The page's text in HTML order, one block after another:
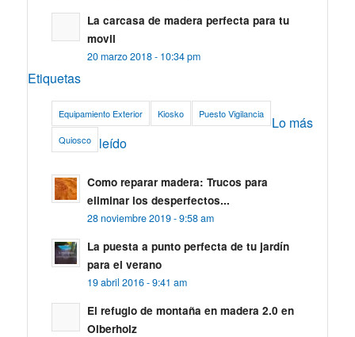
La carcasa de madera perfecta para tu
movil
20 marzo 2018 - 10:34 pm
Etiquetas
Equipamiento Exterior Kiosko Puesto Vigilancia
Quiosco
Lo más
leído
Como reparar madera: Trucos para
eliminar los desperfectos...
28 noviembre 2019 - 9:58 am
La puesta a punto perfecta de tu jardín
para el verano
19 abril 2016 - 9:41 am
El refugio de montaña en madera 2.0 en
Olberholz